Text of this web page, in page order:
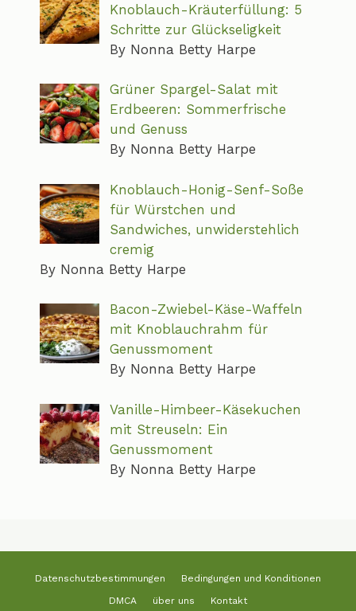
Knoblauch-Kräuterfüllung: 5
Schritte zur Glückseligkeit
By Nonna Betty Harpe
Grüner Spargel-Salat mit
Erdbeeren: Sommerfrische
und Genuss
By Nonna Betty Harpe
Knoblauch-Honig-Senf-Soße
für Würstchen und
Sandwiches, unwiderstehlich
cremig
By Nonna Betty Harpe
Bacon-Zwiebel-Käse-Waffeln
mit Knoblauchrahm für
Genussmoment
By Nonna Betty Harpe
Vanille-Himbeer-Käsekuchen
mit Streuseln: Ein
Genussmoment
By Nonna Betty Harpe
Datenschutzbestimmungen
Bedingungen und Konditionen
DMCA
über uns Kontakt